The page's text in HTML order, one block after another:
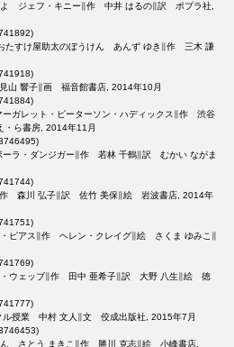
よ ジェフ・キニー∥作 中井 はるの∥訳 ポプラ社,
たすけ屋助太のぼうけん あんず ゆき∥作 三木 謙
山 響子∥画 福音館書店, 2014年10月
ガレット・ピーターソン・ハディックス∥作 渋谷
ら書房, 2014年11月
ラ・ダンジガー∥作 若林 千鶴∥訳 むかい ながま
森川 弘子∥訳 佐竹 美保∥絵 岩波書店, 2014年
ピアス∥作 ヘレン・クレイグ∥絵 さくま ゆみこ∥
・ウェッブ∥作 田中 亜希子∥訳 大野 八生∥絵 徳
ル授業 中村 文人∥文 佼成出版社, 2015年7月
ん さとう まきこ∥作 勝川 克志∥絵 小峰書店,